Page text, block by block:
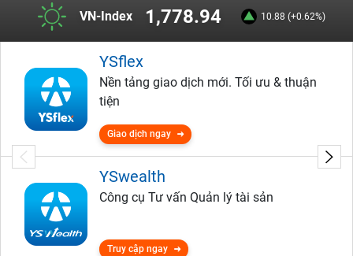
VN-Index 1,778.94 10.88 (+0.62%)
YSflex
Nền tảng giao dịch mới. Tối ưu & thuận
tiện
Giao dịch ngay
YSwealth
Công cụ Tư vấn Quản lý tài sản
Truy cập ngay